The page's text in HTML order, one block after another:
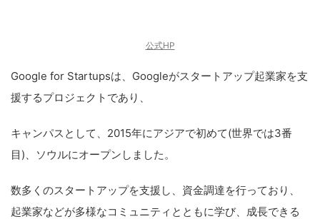
公式HP
Google for Startupsは、Googleがスタートアップ起業家を支
援するプロジェクトであり、
キャンパスとして、2015年にアジアで初めて(世界では3番
目)、ソウルにオープンしました。
数多くのスタートアップを支援し、資金調達を行っており、
起業家などが多様なコミュニティとともに学び、成長できる